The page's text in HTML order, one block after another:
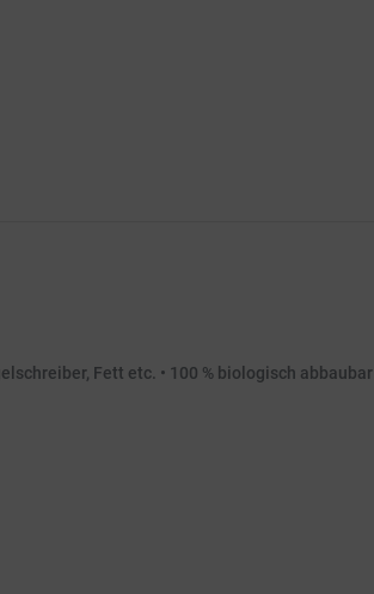
Fett etc. • 100 % biologisch abbaubar